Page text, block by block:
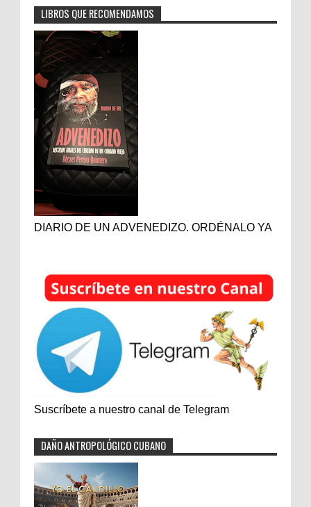
LIBROS QUE RECOMENDAMOS
DIARIO DE UN ADVENEDIZO. ORDÉNALO YA
Suscríbete a nuestro canal de Telegram
DAÑO ANTROPOLÓGICO CUBANO